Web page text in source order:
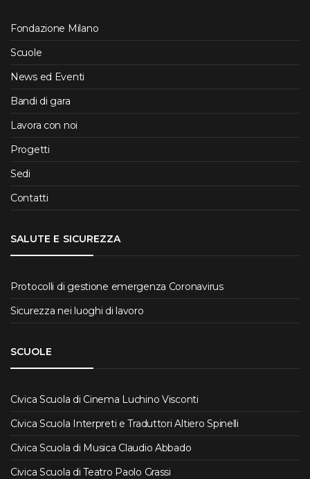
Fondazione Milano
Scuole
News ed Eventi
Bandi di gara
Lavora con noi
Progetti
Sedi
Contatti
SALUTE E SICUREZZA
Protocolli di gestione emergenza Coronavirus
Sicurezza nei luoghi di lavoro
SCUOLE
Civica Scuola di Cinema Luchino Visconti
Civica Scuola Interpreti e Traduttori Altiero Spinelli
Civica Scuola di Musica Claudio Abbado
Civica Scuola di Teatro Paolo Grassi